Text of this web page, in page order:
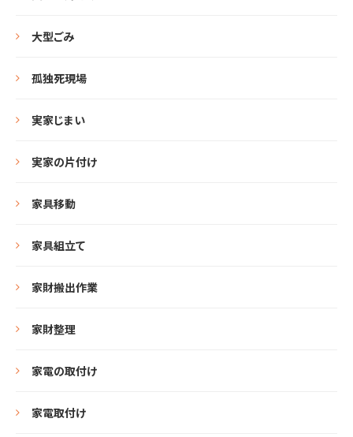
大型ごみ
孤独死現場
実家じまい
実家の片付け
家具移動
家具組立て
家財搬出作業
家財整理
家電の取付け
家電取付け